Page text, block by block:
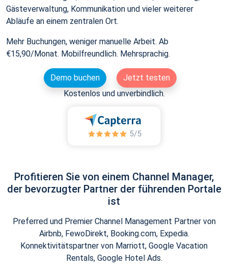
Gästeverwaltung, Kommunikation und vieler weiterer
Abläufe an einem zentralen Ort.
Mehr Buchungen, weniger manuelle Arbeit. Ab
€15,90/Monat. Mobilfreundlich. Mehrsprachig.
Demo buchen
Jetzt testen
Kostenlos und unverbindlich.
Profitieren Sie von einem Channel Manager,
der bevorzugter Partner der führenden Portale
ist
Preferred und Premier Channel Management Partner von
Airbnb, FewoDirekt, Booking.com, Expedia.
Konnektivitätspartner von Marriott, Google Vacation
Rentals, Google Hotel Ads.